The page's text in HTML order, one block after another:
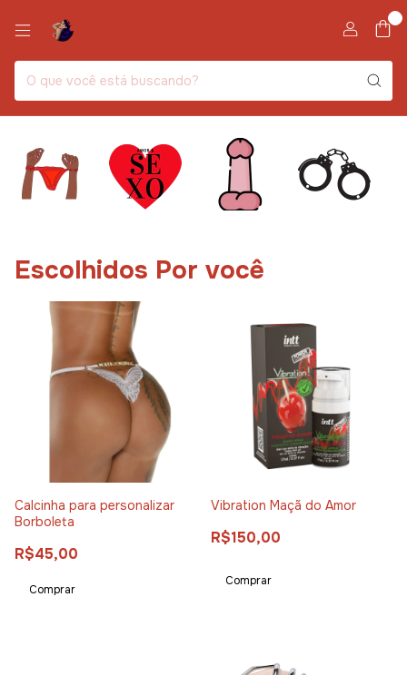
Escolhidos Por você
Calcinha para personalizar
Borboleta
R$45,00
Vibration Maçã do Amor
R$150,00